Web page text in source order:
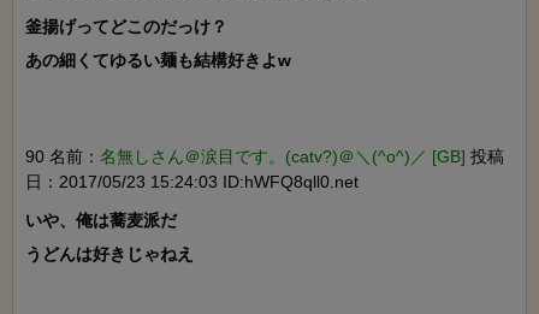
釜揚げってどこのだっけ？
あの細くてゆるい麺も結構好きよw
90 名前： 名無しさん＠涙目です。(catv?)＠＼(^o^)／ [GB] 投稿
日：2017/05/23 15:24:03 ID:hWFQ8qll0.net
いや、俺は蕎麦派だ
うどんは好きじゃねえ